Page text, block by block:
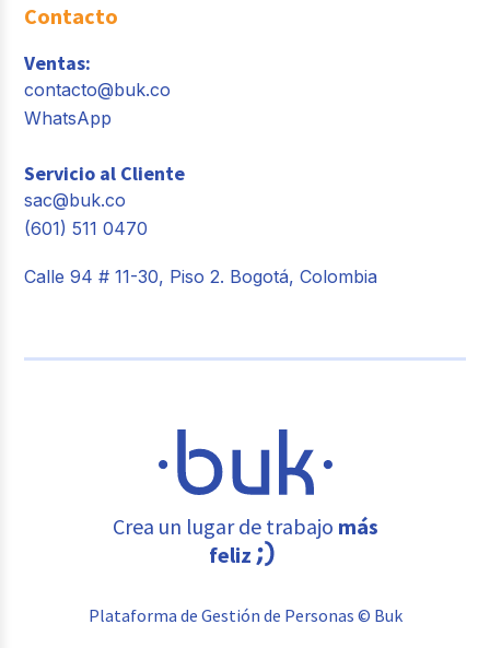
Contacto
Ventas:
contacto@buk.co
WhatsApp
Servicio al Cliente
sac@buk.co
(601) 511 0470
Calle 94 # 11-30, Piso 2. Bogotá, Colombia
Crea un lugar de trabajo más
feliz
Plataforma de Gestión de Personas © Buk